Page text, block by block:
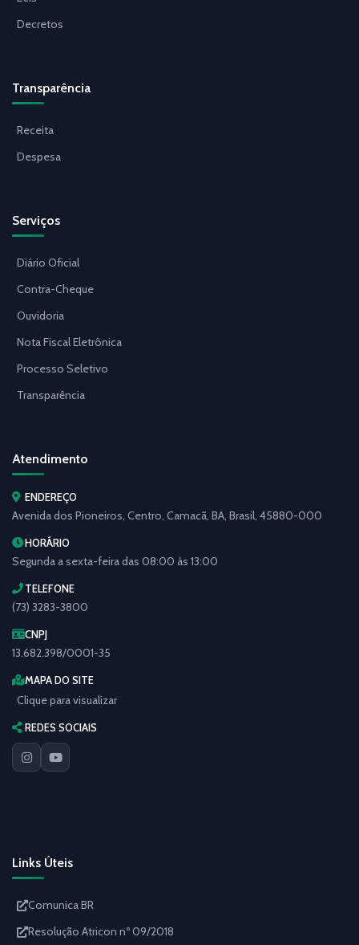
Decretos
Transparência
Receita
Despesa
Serviços
Diário Oficial
Contra-Cheque
Ouvidoria
Nota Fiscal Eletrônica
Processo Seletivo
Transparência
Atendimento
ENDEREÇO
Avenida dos Pioneiros, Centro, Camacã, BA, Brasil, 45880-000
HORÁRIO
Segunda a sexta-feira das 08:00 às 13:00
TELEFONE
(73) 3283-3800
CNPJ
13.682.398/0001-35
MAPA DO SITE
Clique para visualizar
REDES SOCIAIS
Links Úteis
Comunica BR
Resolução Atricon nº 09/2018